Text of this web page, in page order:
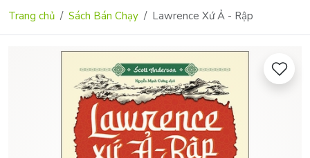
Trang chủ Sách Bán Chạy Lawrence Xứ Ả - Rập